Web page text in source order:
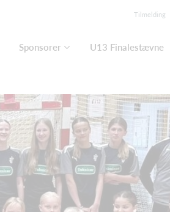
Tilmelding
Sponsorer U13 Finalestævne